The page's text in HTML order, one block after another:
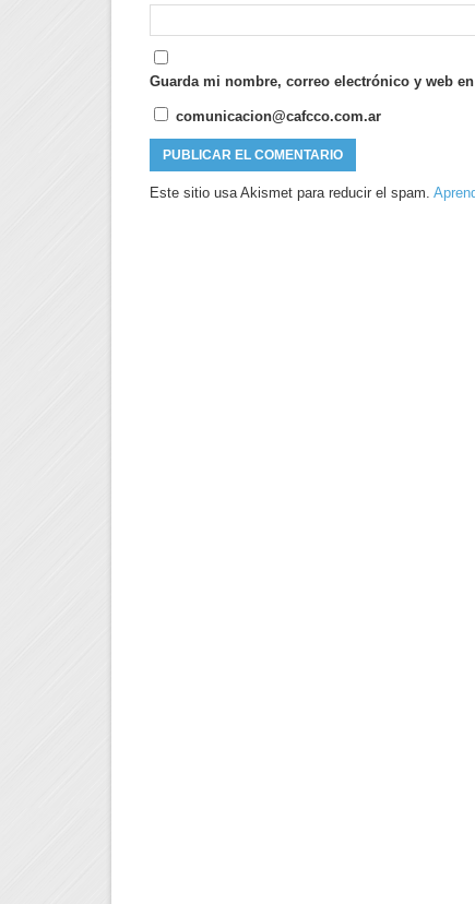
Guarda mi nombre, correo electrónico y web
comunicacion@cafcco.com.ar
Este sitio usa Akismet para reducir el spam.